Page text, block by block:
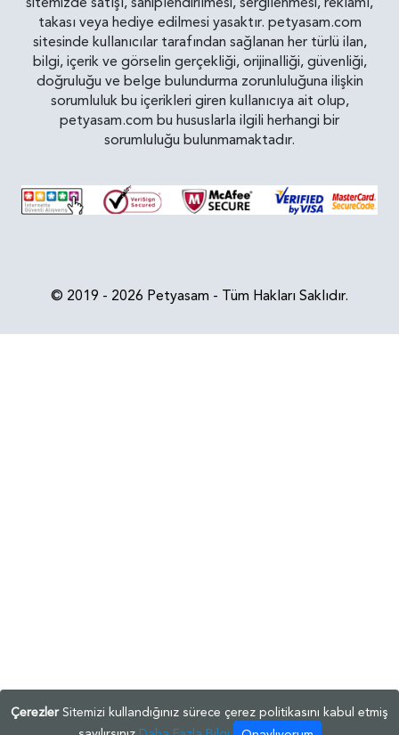
Çerezler Sitemizi kullandığınız sürece çerez politikasını kabul etmiş
takası veya hediye edilmesi yasaktır. petyasam.com
sitesinde kullanıcılar tarafından sağlanan her türlü ilan,
bilgi, içerik ve görselin gerçekliği, orijinalliği, güvenliği,
doğruluğu ve belge bulundurma zorunluluğuna ilişkin
sorumluluk bu içerikleri giren kullanıcıya ait olup,
petyasam.com bu hususlarla ilgili herhangi bir
sorumluluğu bulunmamaktadır.
© 2019 - 2026 Petyasam - Tüm Hakları Saklıdır.